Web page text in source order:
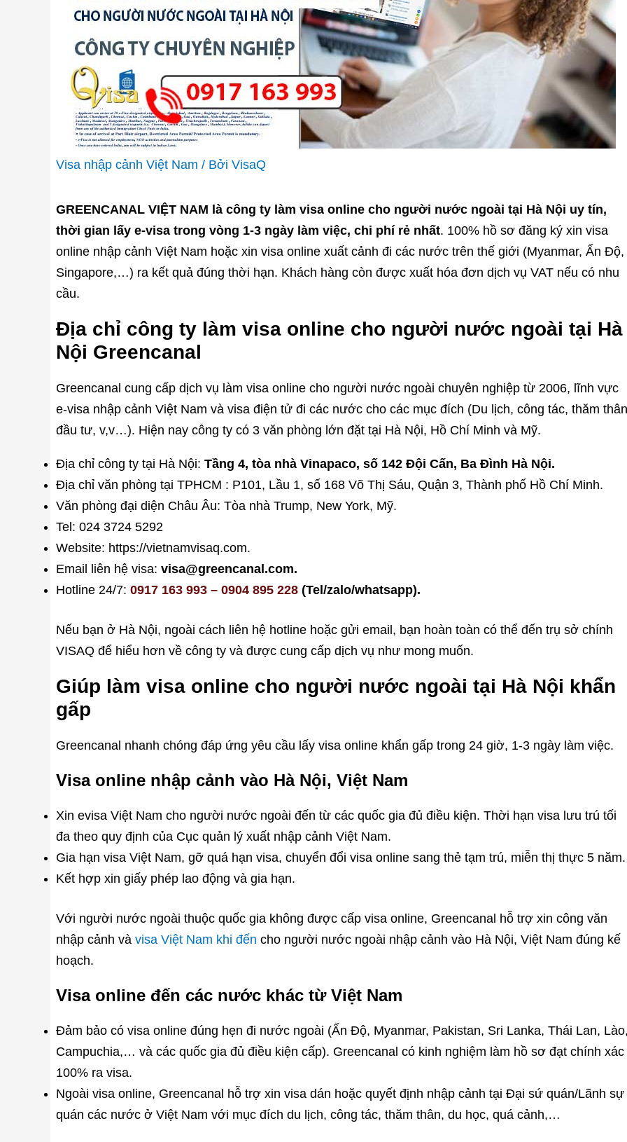
Visa nhập cảnh Việt Nam / Bởi VisaQ
GREENCANAL VIỆT NAM là công ty làm visa online cho người nước ngoài tại Hà Nội uy tín,
thời gian lấy e-visa trong vòng 1-3 ngày làm việc, chi phí rẻ nhất. 100% hồ sơ đăng ký xin visa
online nhập cảnh Việt Nam hoặc xin visa online xuất cảnh đi các nước trên thế giới (Myanmar, Ấn Độ,
Singapore,…) ra kết quả đúng thời hạn. Khách hàng còn được xuất hóa đơn dịch vụ VAT nếu có nhu
cầu.
Địa chỉ công ty làm visa online cho người nước ngoài tại Hà
Nội Greencanal
Greencanal cung cấp dịch vụ làm visa online cho người nước ngoài chuyên nghiệp từ 2006, lĩnh vực
e-visa nhập cảnh Việt Nam và visa điện tử đi các nước cho các mục đích (Du lịch, công tác, thăm
đầu tư, v,v…). Hiện nay công ty có 3 văn phòng lớn đặt tại Hà Nội, Hồ Chí Minh và Mỹ.
Địa chỉ công ty tại Hà Nội: Tầng 4, tòa nhà Vinapaco, số 142 Đội Cấn, Ba Đình Hà Nội.
Địa chỉ văn phòng tại TPHCM : P101, Lầu 1, số 168 Võ Thị Sáu, Quận 3, Thành phố Hồ Chí Minh.
Văn phòng đại diện Châu Âu: Tòa nhà Trump, New York, Mỹ.
Tel: 024 3724 5292
Website: https://vietnamvisaq.com.
Email liên hệ visa: visa@greencanal.com.
Hotline 24/7: 0917 163 993 – 0904 895 228 (Tel/zalo/whatsapp).
Nếu bạn ở Hà Nội, ngoài cách liên hệ hotline hoặc gửi email, bạn hoàn toàn có thể đến trụ sở chính
VISAQ để hiểu hơn về công ty và được cung cấp dịch vụ như mong muốn.
Giúp làm visa online cho người nước ngoài tại Hà Nội khẩn
gấp
Greencanal nhanh chóng đáp ứng yêu cầu lấy visa online khẩn gấp trong 24 giờ, 1-3 ngày làm việc.
Visa online nhập cảnh vào Hà Nội, Việt Nam
Xin evisa Việt Nam cho người nước ngoài đến từ các quốc gia đủ điều kiện. Thời hạn visa lưu trú tối
đa theo quy định của Cục quản lý xuất nhập cảnh Việt Nam.
Gia hạn visa Việt Nam, gỡ quá hạn visa, chuyển đổi visa online sang thẻ tạm trú, miễn thị thực 5 năm.
Kết hợp xin giấy phép lao động và gia hạn.
Với người nước ngoài thuộc quốc gia không được cấp visa online, Greencanal hỗ trợ xin công văn
nhập cảnh và visa Việt Nam khi đến cho người nước ngoài nhập cảnh vào Hà Nội, Việt Nam đúng kế
hoạch.
Visa online đến các nước khác từ Việt Nam
Đảm bảo có visa online đúng hẹn đi nước ngoài (Ấn Độ, Myanmar, Pakistan, Sri Lanka, Thái Lan, Lào,
Campuchia,… và các quốc gia đủ điều kiện cấp). Greencanal có kinh nghiệm làm hồ sơ đạt chính xác
100% ra visa.
Ngoài visa online, Greencanal hỗ trợ xin visa dán hoặc quyết định nhập cảnh tại Đại sứ quán/Lãnh sự
quán các nước ở Việt Nam với mục đích du lịch, công tác, thăm thân, du học, quá cảnh,…